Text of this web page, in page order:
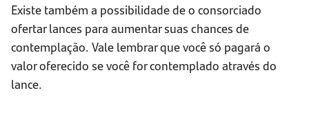
Existe também a possibilidade de o consorciado
ofertar lances para aumentar suas chances de
contemplação. Vale lembrar que você só pagará o
valor oferecido se você for contemplado através do
lance.